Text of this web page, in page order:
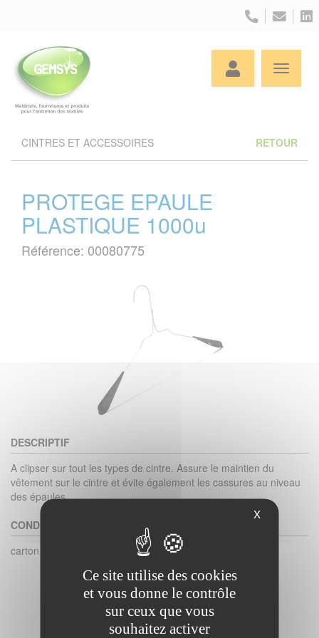
CINTRES ET ACCESSOIRES RETOUR
PROTEGE EPAULE
PLASTIQUE 1000u
Référence: 00080775
DESCRIPTIF
A clipser sur tout les types de cintre. Assure le maintien du
vêtement sur le cintre et évite également les cassures au niveau
des épaules.
CONDITIONNEMENT
carton de 1000
X
Ce site utilise des cookies
et vous donne le contrôle
sur ceux que vous
souhaitez activer